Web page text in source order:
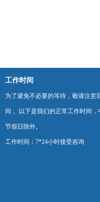
工作时间
为了避免不必要的等待，敬请注意
间 。以下是我们的正常工作时间，
节假日除外。
工作时间：7*24小时接受咨询